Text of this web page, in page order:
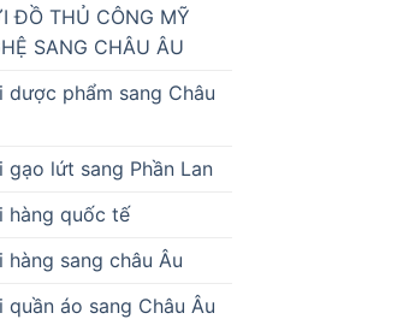
ĐỒ THỦ CÔNG MỸ
SANG CHÂU ÂU
dược phẩm sang Châu
gạo lứt sang Phần Lan
hàng quốc tế
hàng sang châu Âu
quần áo sang Châu Âu